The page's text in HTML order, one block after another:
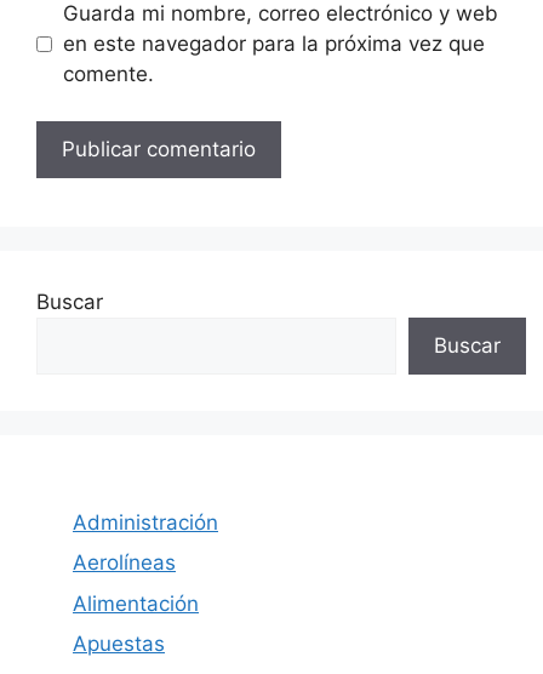
Guarda mi nombre, correo electrónico y web
en este navegador para la próxima vez que
comente.
Buscar
Buscar
Administración
Aerolíneas
Alimentación
Apuestas